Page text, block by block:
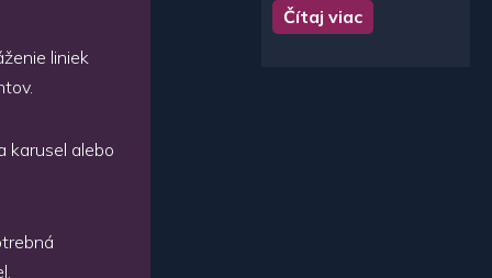
liniek
karusel alebo
Čítaj viac